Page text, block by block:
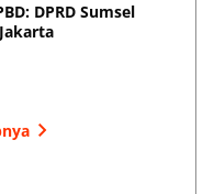
DPRD Sumsel